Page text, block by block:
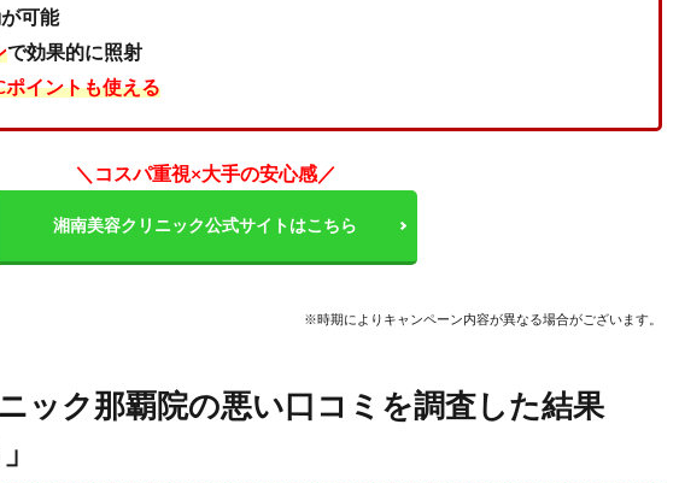
可能
で効果的に照射
ポイントも使える
＼コスパ重視×大手の安心感／
湘南美容クリニック公式サイトはこちら
※時期によりキャンペーン内容が異なる場合がございます。
ック那覇院の悪い口コミを調査した結果